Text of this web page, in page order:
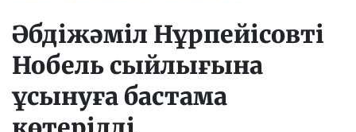
Әбдіжәміл Нұрпейісовті
Нобель сыйлығына
ұсынуға бастама